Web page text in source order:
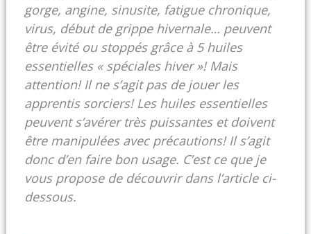
gorge, angine, sinusite, fatigue chronique,
virus, début de grippe hivernale… peuvent
être évité ou stoppés grâce à 5 huiles
essentielles « spéciales hiver »! Mais
attention! Il ne s’agit pas de jouer les
apprentis sorciers! Les huiles essentielles
peuvent s’avérer très puissantes et doivent
être manipulées avec précautions! Il s’agit
donc d’en faire bon usage. C’est ce que je
vous propose de découvrir dans l’article ci-
dessous.